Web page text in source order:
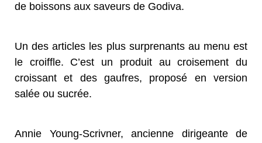
de boissons aux saveurs de Godiva.
Un des articles les plus surprenants au menu est
le croiffle. C’est un produit au croisement du
croissant et des gaufres, proposé en version
salée ou sucrée.
Annie Young-Scrivner, ancienne dirigeante de